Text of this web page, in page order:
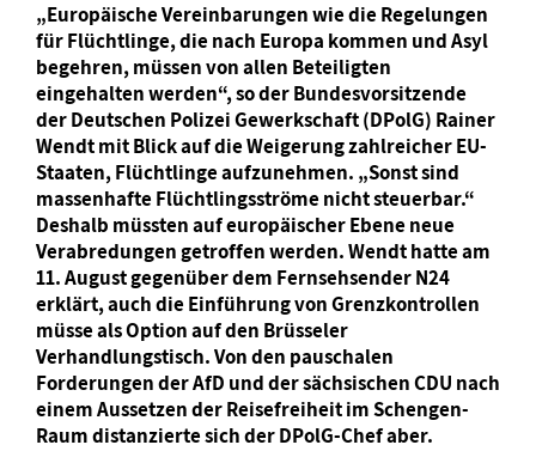
„Europäische Vereinbarungen wie die Regelungen
für Flüchtlinge, die nach Europa kommen und Asyl
begehren, müssen von allen Beteiligten
eingehalten werden“, so der Bundesvorsitzende
der Deutschen Polizei Gewerkschaft (DPolG) Rainer
Wendt mit Blick auf die Weigerung zahlreicher EU-
Staaten, Flüchtlinge aufzunehmen. „Sonst sind
massenhafte Flüchtlingsströme nicht steuerbar.“
Deshalb müssten auf europäischer Ebene neue
Verabredungen getroffen werden. Wendt hatte am
11. August gegenüber dem Fernsehsender N24
erklärt, auch die Einführung von Grenzkontrollen
müsse als Option auf den Brüsseler
Verhandlungstisch. Von den pauschalen
Forderungen der AfD und der sächsischen CDU nach
einem Aussetzen der Reisefreiheit im Schengen-
Raum distanzierte sich der DPolG-Chef aber.